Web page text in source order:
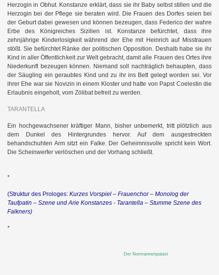
Herzogin in Obhut. Konstanze erklärt, dass sie ihr Baby selbst stillen und die
Herzogin bei der Pflege sie beraten wird. Die Frauen des Dorfes seien bei
der Geburt dabei gewesen und können bezeugen, dass Federico der wahre
Erbe des Königreiches Sizilien ist. Konstanze befürchtet, dass ihre
zehnjährige Kinderlosigkeit während der Ehe mit Heinrich auf Misstrauen
stößt. Sie befürchtet Ränke der politischen Opposition. Deshalb habe sie ihr
Kind in aller Öffentlichkeit zur Welt gebracht, damit alle Frauen des Ortes ihre
Niederkunft bezeugen können. Niemand soll nachträglich behaupten, dass
der Säugling ein geraubtes Kind und zu ihr ins Bett gelegt worden sei. Vor
ihrer Ehe war sie Novizin in einem Kloster und hatte von Papst Coelestin die
Erlaubnis eingeholt, vom Zölibat befreit zu werden.
TARANTELLA
Ein hochgewachsener kräftiger Mann, bisher unbemerkt, tritt plötzlich aus
dem Dunkel des Hintergrundes hervor. Auf dem ausgestreckten
behandschuhten Arm sitzt ein Falke. Der Geheimnisvolle spricht kein Wort.
Die Scheinwerfer verlöschen und der Vorhang schließt.
*
(Struktur des Prologes: Kurzes Vorspiel – Frauenchor – Monolog der
Taufpatin – Szene und Arie Konstanzes - Tarantella – Stumme Szene des
Falkners)
*
Der Normannenpalast